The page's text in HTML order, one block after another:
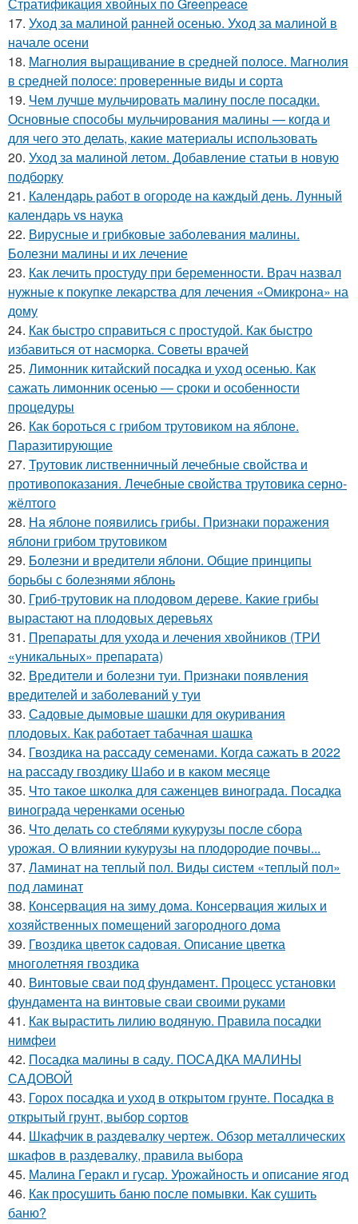
17. Уход за малиной ранней осенью. Уход за малиной в
начале осени
18. Магнолия выращивание в средней полосе. Магнолия
в средней полосе: проверенные виды и сорта
19. Чем лучше мульчировать малину после посадки.
Основные способы мульчирования малины — когда и
для чего это делать, какие материалы использовать
20. Уход за малиной летом. Добавление статьи в новую
подборку
21. Календарь работ в огороде на каждый день. Лунный
календарь vs наука
22. Вирусные и грибковые заболевания малины.
Болезни малины и их лечение
23. Как лечить простуду при беременности. Врач назвал
нужные к покупке лекарства для лечения «Омикрона» на
дому
24. Как быстро справиться с простудой. Как быстро
избавиться от насморка. Советы врачей
25. Лимонник китайский посадка и уход осенью. Как
сажать лимонник осенью — сроки и особенности
процедуры
26. Как бороться с грибом трутовиком на яблоне.
Паразитирующие
27. Трутовик лиственничный лечебные свойства и
противопоказания. Лечебные свойства трутовика серно-
жёлтого
28. На яблоне появились грибы. Признаки поражения
яблони грибом трутовиком
29. Болезни и вредители яблони. Общие принципы
борьбы с болезнями яблонь
30. Гриб-трутовик на плодовом дереве. Какие грибы
вырастают на плодовых деревьях
31. Препараты для ухода и лечения хвойников (ТРИ
«уникальных» препарата)
32. Вредители и болезни туи. Признаки появления
вредителей и заболеваний у туи
33. Садовые дымовые шашки для окуривания
плодовых. Как работает табачная шашка
34. Гвоздика на рассаду семенами. Когда сажать в 2022
на рассаду гвоздику Шабо и в каком месяце
35. Что такое школка для саженцев винограда. Посадка
винограда черенками осенью
36. Что делать со стеблями кукурузы после сбора
урожая. О влиянии кукурузы на плодородие почвы...
37. Ламинат на теплый пол. Виды систем «теплый пол»
под ламинат
38. Консервация на зиму дома. Консервация жилых и
хозяйственных помещений загородного дома
39. Гвоздика цветок садовая. Описание цветка
многолетняя гвоздика
40. Винтовые сваи под фундамент. Процесс установки
фундамента на винтовые сваи своими руками
41. Как вырастить лилию водяную. Правила посадки
нимфеи
42. Посадка малины в саду. ПОСАДКА МАЛИНЫ
САДОВОЙ
43. Горох посадка и уход в открытом грунте. Посадка в
открытый грунт, выбор сортов
44. Шкафчик в раздевалку чертеж. Обзор металлических
шкафов в раздевалку, правила выбора
45. Малина Геракл и гусар. Урожайность и описание ягод
46. Как просушить баню после помывки. Как сушить
баню?